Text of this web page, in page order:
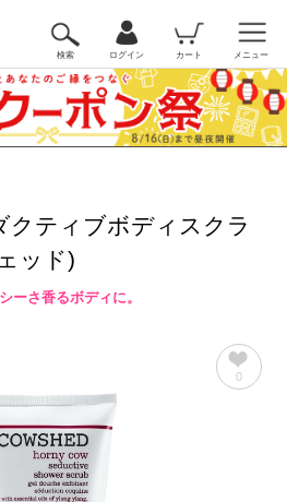
検索 ログイン カート メニュー
クティブボディスクラ
ッド)
ーさ香るボディに。
0